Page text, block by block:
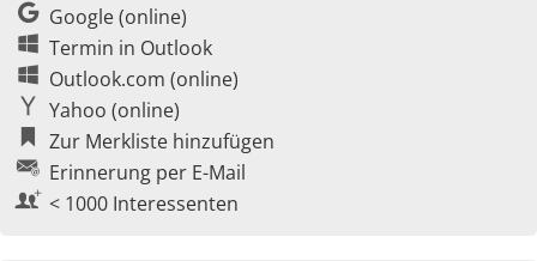
Google (online)
Termin in Outlook
Outlook.com (online)
Yahoo (online)
Zur Merkliste hinzufügen
Erinnerung per E-Mail
< 1000 Interessenten